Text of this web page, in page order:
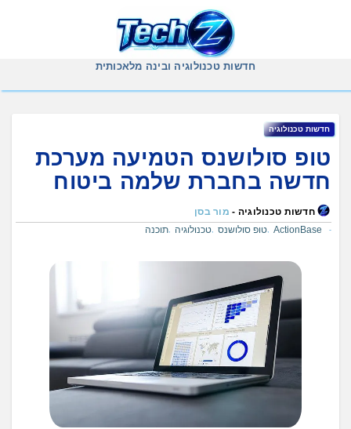
חדשות טכנולוגיה ובינה מלאכותית
חדשות טכנולוגיה
טופ סולושנס הטמיעה מערכת
חדשה בחברת שלמה ביטוח
חדשות טכנולוגיה - מור בסן
ActionBase טופ סולושנס טכנולוגיה תוכנה